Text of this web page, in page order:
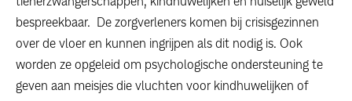
bespreekbaar. De zorgverleners komen bij crisisgezinnen
over de vloer en kunnen ingrijpen als dit nodig is. Ook
worden ze opgeleid om psychologische ondersteuning te
geven aan meisjes die vluchten voor kindhuwelijken of